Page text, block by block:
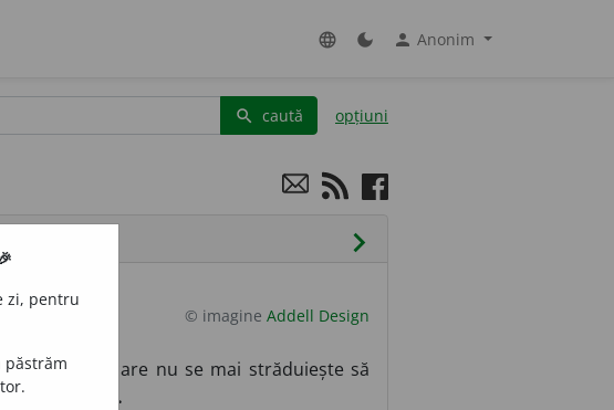
language dark_mode person Anonim
search caută opțiuni
chevron_right
© imagine Addell Design
sceptice, care nu se mai străduiește să
acatalepsie.
zi, pentru
păstrăm